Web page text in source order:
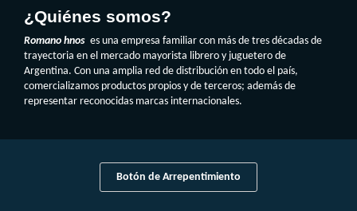
¿Quiénes somos?
Romano hnos es una empresa familiar con más de tres décadas de
trayectoria en el mercado mayorista librero y juguetero de
Argentina. Con una amplia red de distribución en todo el país,
comercializamos productos propios y de terceros; además de
representar reconocidas marcas internacionales.
Botón de Arrepentimiento